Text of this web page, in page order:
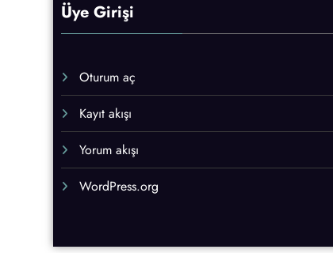
Üye Girişi
Oturum aç
Kayıt akışı
Yorum akışı
WordPress.org